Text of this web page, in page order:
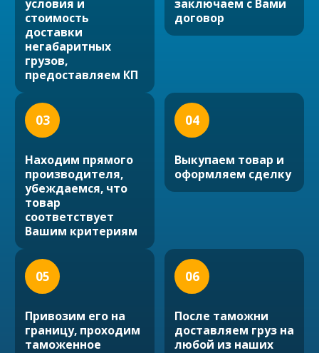
условия и
стоимость
доставки
негабаритных
грузов,
предоставляем КП
заключаем с Вами
договор
03
Находим прямого
производителя,
убеждаемся, что
товар
соответствует
Вашим критериям
04
Выкупаем товар и
оформляем сделку
05
Привозим его на
границу, проходим
таможенное
06
После таможни
доставляем груз на
любой из наших